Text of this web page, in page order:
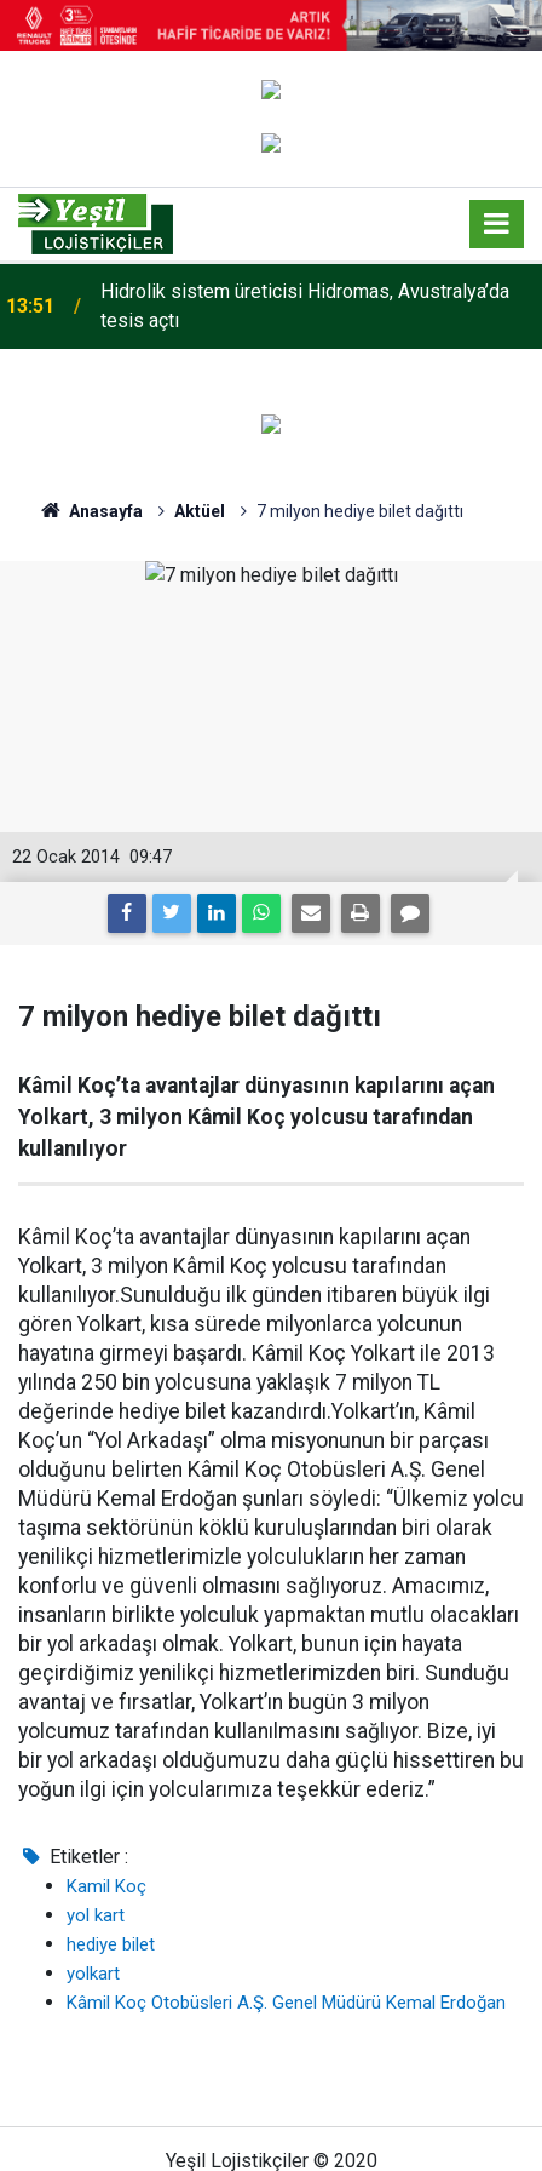
13:51
Hidrolik sistem üreticisi Hidromas, Avustralya’da
tesis açtı
Anasayfa Aktüel 7 milyon hediye bilet dağıttı
09:47
22 Ocak 2014
7 milyon hediye bilet dağıttı
Kâmil Koç’ta avantajlar dünyasının kapılarını açan
Yolkart, 3 milyon Kâmil Koç yolcusu tarafından
kullanılıyor
Kâmil Koç’ta avantajlar dünyasının kapılarını açan
Yolkart, 3 milyon Kâmil Koç yolcusu tarafından
kullanılıyor.Sunulduğu ilk günden itibaren büyük ilgi
gören Yolkart, kısa sürede milyonlarca yolcunun
hayatına girmeyi başardı. Kâmil Koç Yolkart ile 2013
yılında 250 bin yolcusuna yaklaşık 7 milyon TL
değerinde hediye bilet kazandırdı.Yolkart’ın, Kâmil
Koç’un “Yol Arkadaşı” olma misyonunun bir parçası
olduğunu belirten Kâmil Koç Otobüsleri A.Ş. Genel
Müdürü Kemal Erdoğan şunları söyledi: “Ülkemiz yolcu
taşıma sektörünün köklü kuruluşlarından biri olarak
yenilikçi hizmetlerimizle yolculukların her zaman
konforlu ve güvenli olmasını sağlıyoruz. Amacımız,
insanların birlikte yolculuk yapmaktan mutlu olacakları
bir yol arkadaşı olmak. Yolkart, bunun için hayata
geçirdiğimiz yenilikçi hizmetlerimizden biri. Sunduğu
avantaj ve fırsatlar, Yolkart’ın bugün 3 milyon
yolcumuz tarafından kullanılmasını sağlıyor. Bize, iyi
bir yol arkadaşı olduğumuzu daha güçlü hissettiren bu
yoğun ilgi için yolcularımıza teşekkür ederiz.”
Etiketler :
Kamil Koç
yol kart
hediye bilet
yolkart
Kâmil Koç Otobüsleri A.Ş. Genel Müdürü Kemal Erdoğan
Yeşil Lojistikçiler © 2020